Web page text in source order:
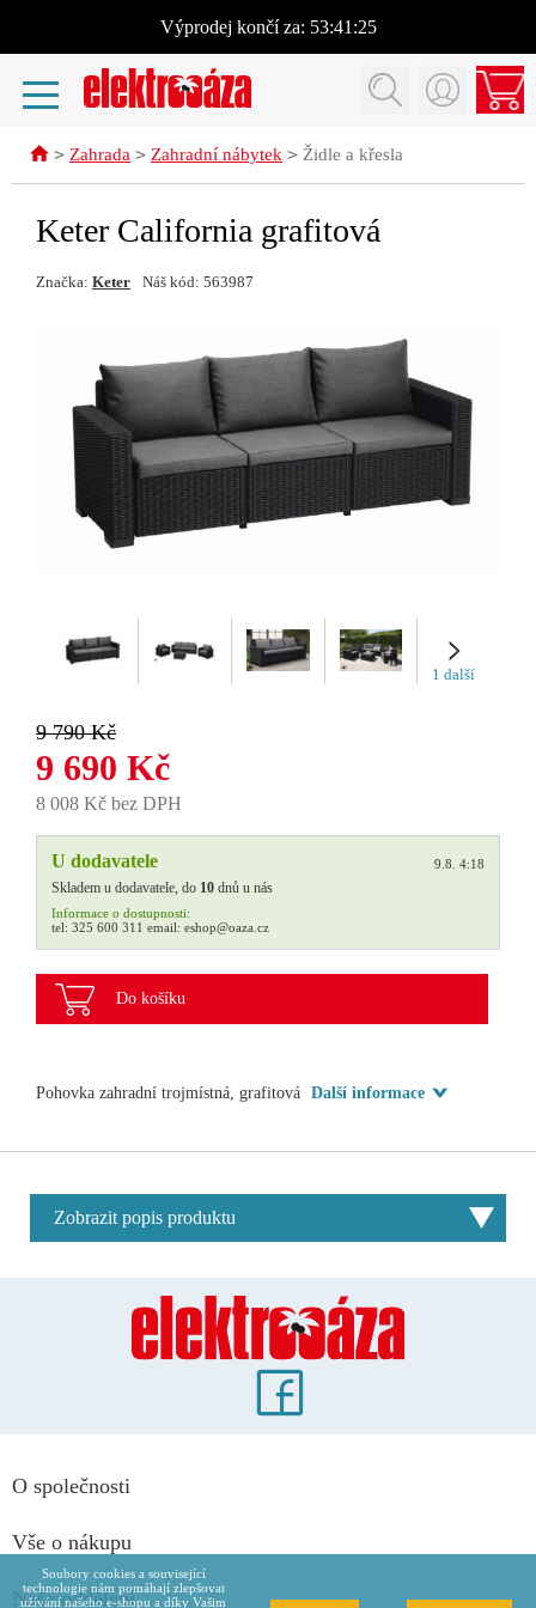
Výprodej končí za: 53:41:24
> Zahrada > Zahradní nábytek > Židle a křesla
Keter California grafitová
Značka: Keter Náš kód: 563987
1 další
9 790 Kč
9 690 Kč
8 008 Kč bez DPH
U dodavatele 9.8. 4:18
Skladem u dodavatele, do 10 dnů u nás
Informace o dostupnosti:
tel: 325 600 311 email: eshop@oaza.cz
Do košíku
Pohovka zahradní trojmístná, grafitová Další informace
Zobrazit popis produktu
O společnosti
Vše o nákupu
Naše oddělení
Soubory cookies a související
technologie nám pomáhají zlepšovat
užívání našeho e-shopu a díky Vašim